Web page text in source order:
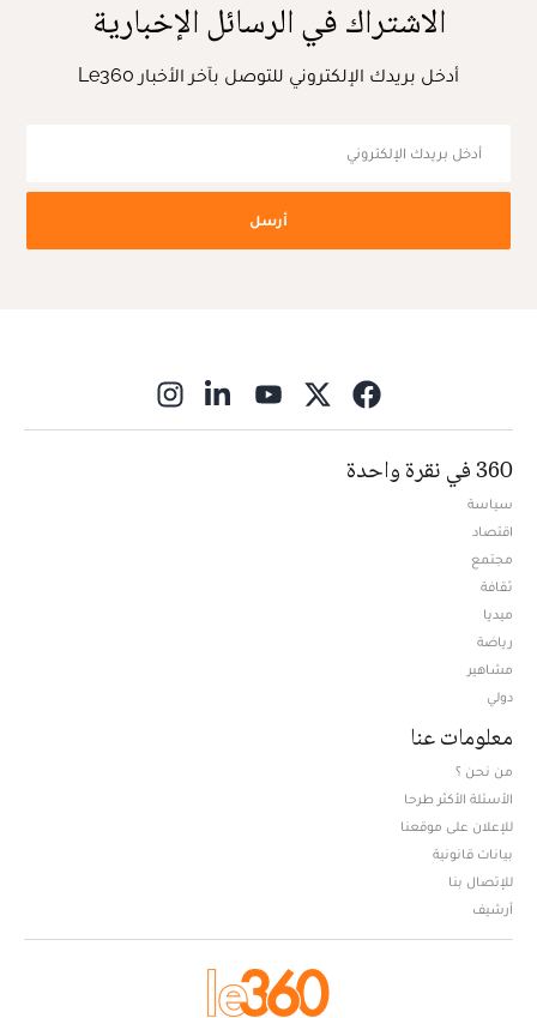
الاشتراك في الرسائل الإخبارية
أدخل بريدك الإلكتروني للتوصل بآخر الأخبار Le360
أرسل
360 في نقرة واحدة
سياسة
اقتصاد
مجتمع
ثقافة
ميديا
رياضة
مشاهير
دولي
معلومات عنا
من نحن ؟
الأسئلة الأكثر طرحا
للإعلان على موقعنا
بيانات قانونية
للإتصال بنا
أرشيف